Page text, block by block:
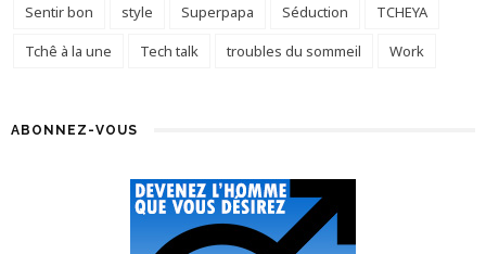
Sentir bon
style Superpapa Séduction
TCHEYA
Tchê à la une
Tech talk troubles du sommeil Work
ABONNEZ-VOUS